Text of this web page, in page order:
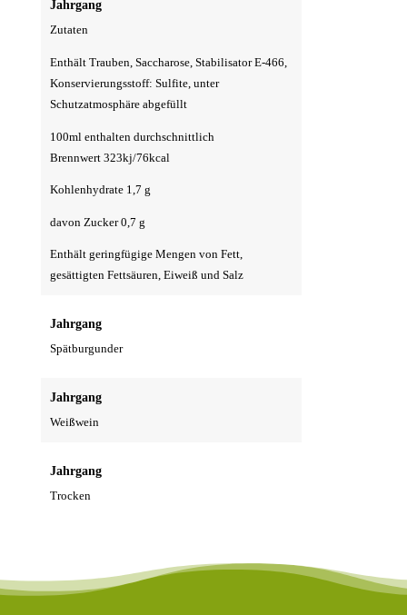
Jahrgang
Zutaten
Enthält Trauben, Saccharose, Stabilisator E-466,
Konservierungsstoff: Sulfite, unter
Schutzatmosphäre abgefüllt
100ml enthalten durchschnittlich
Brennwert 323kj/76kcal
Kohlenhydrate 1,7 g
davon Zucker 0,7 g
Enthält geringfügige Mengen von Fett,
gesättigten Fettsäuren, Eiweiß und Salz
Jahrgang
Spätburgunder
Jahrgang
Weißwein
Jahrgang
Trocken